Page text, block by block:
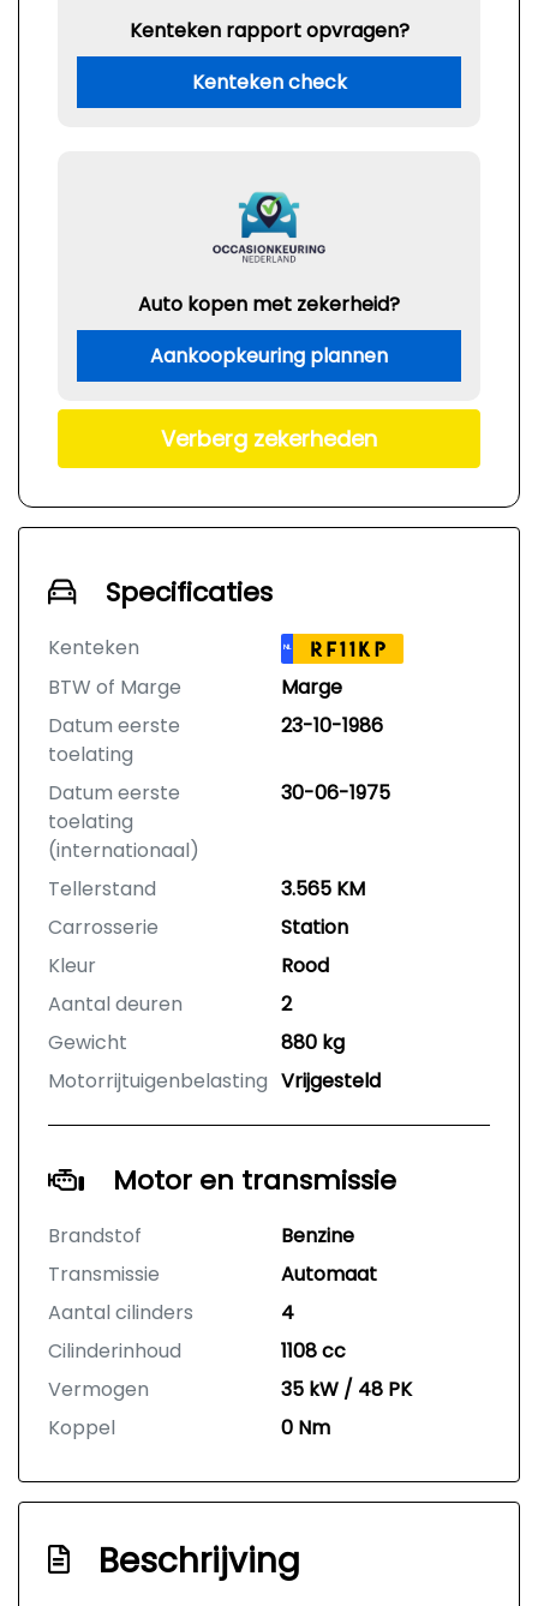
Kenteken rapport opvragen?
Kenteken check
Auto kopen met zekerheid?
Aankoopkeuring plannen
Verberg zekerheden
Specificaties
Kenteken NL RF11KP
BTW of Marge
Marge
Datum eerste
toelating
23-10-1986
Datum eerste
toelating
(internationaal)
30-06-1975
Tellerstand
3.565 KM
Carrosserie
Station
Kleur
Rood
Aantal deuren
2
Gewicht
880 kg
Motorrijtuigenbelasting Vrijgesteld
Motor en transmissie
Brandstof
Benzine
Transmissie
Automaat
Aantal cilinders
4
Cilinderinhoud
1108 cc
Vermogen
35 kW / 48 PK
Koppel
0 Nm
Beschrijving